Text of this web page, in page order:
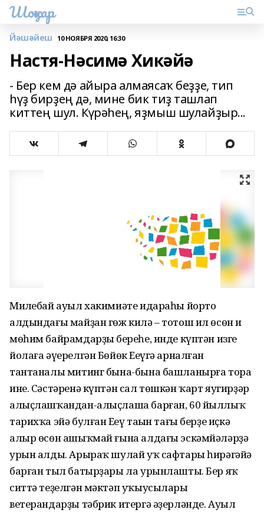
Шоңҡар
Йәшәйеш 10 НОЯБРЯ 2020, 16:30
Настя-Нәсимә Хикәйә
- Бер кем дә айыра алмаясаҡ беҙҙе, тип
һүҙ бирҙең дә, мине бик тиҙ ташлап
киттең шул. Күрәһең, яҙмыш шулайҙыр...
Миңлебай ауыл хакимиәте идараһы йорто
алдындағы майҙан гөж килә – тотош ил өсөн иң
мөһим байрамдарҙың береһе, инде күптән изге
йолаға әүерелгән Бөйөк Еңеүгә арналған
тантаналы митинг бына-бына башланырға тора
ине. Сәстәренә күптән сал төшкән ҡарт яугирҙәр
алыҫлашҡандан-алыҫлаша барған, 60 йыллыҡ
тарихҡа эйә булған Еңеү таңын тағы берҙе иҫкә
алыр өсөн ашыҡмай ғына алдағы эскәмйәләрҙә
урын алды. Арыраҡ шулай уҡ сафтары һирәгәйә
барған тыл батырҙары ла урынлашты. Бер яҡ
ситтә теҙелгән мәктәп уҡыусылары
ветерандарҙы тәбрик итергә әҙерләнде. Ауыл